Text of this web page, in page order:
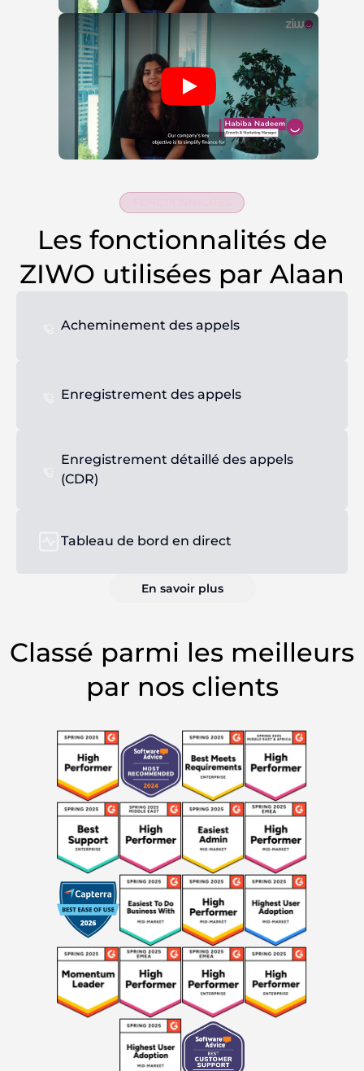
Les fonctionnalités de
ZIWO utilisées par Alaan
Acheminement des appels
Enregistrement des appels
Enregistrement détaillé des appels
(CDR)
Tableau de bord en direct
En savoir plus
Classé parmi les meilleurs
par nos clients